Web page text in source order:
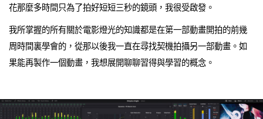
花那麼多時間只為了拍好短短三秒的鏡頭，我很受啟發。
我所掌握的所有關於電影燈光的知識都是在第一部動畫開拍的前幾
周時間裏學會的，從那以後我一直在尋找契機拍攝另一部動畫。如
果能再製作一個動畫，我想展開聊聊習得與學習的概念。